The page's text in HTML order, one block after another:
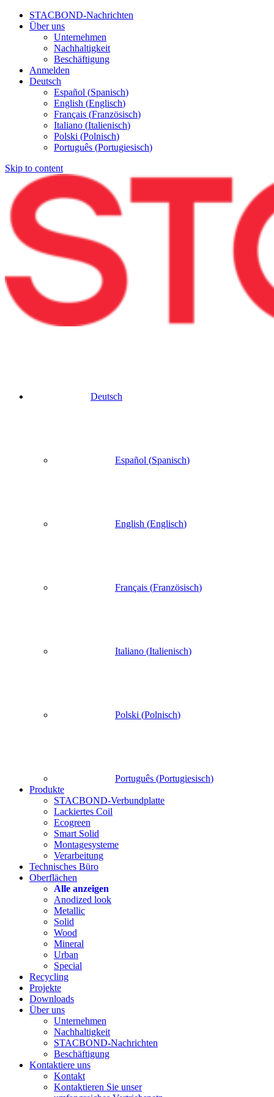
STACBOND-Nachrichten
Über uns
Unternehmen
Nachhaltigkeit
Beschäftigung
Anmelden
Deutsch
Español (Spanisch)
English (Englisch)
Français (Französisch)
Italiano (Italienisch)
Polski (Polnisch)
Português (Portugiesisch)
Skip to content
Deutsch
Español (Spanisch)
English (Englisch)
Français (Französisch)
Italiano (Italienisch)
Polski (Polnisch)
Português (Portugiesisch)
Produkte
STACBOND-Verbundplatte
Lackiertes Coil
Ecogreen
Smart Solid
Montagesysteme
Verarbeitung
Technisches Büro
Oberflächen
Alle anzeigen
Anodized look
Metallic
Solid
Wood
Mineral
Urban
Special
Recycling
Projekte
Downloads
Über uns
Unternehmen
Nachhaltigkeit
STACBOND-Nachrichten
Beschäftigung
Kontaktiere uns
Kontakt
Kontaktieren Sie unser